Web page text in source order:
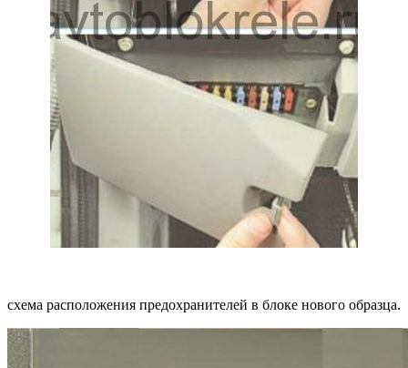
схема расположения предохранителей в блоке нового образца.